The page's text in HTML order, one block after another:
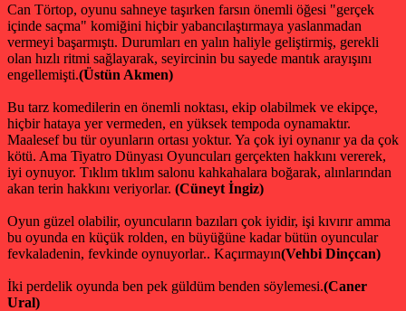
Can Törtop, oyunu sahneye taşırken farsın önemli öğesi "gerçek
içinde saçma" komiğini hiçbir yabancılaştırmaya yaslanmadan
vermeyi başarmıştı. Durumları en yalın haliyle geliştirmiş, gerekli
olan hızlı ritmi sağlayarak, seyircinin bu sayede mantık arayışını
engellemişti.(Üstün Akmen)
Bu tarz komedilerin en önemli noktası, ekip olabilmek ve ekipçe,
hiçbir hataya yer vermeden, en yüksek tempoda oynamaktır.
Maalesef bu tür oyunların ortası yoktur. Ya çok iyi oynanır ya da çok
kötü. Ama Tiyatro Dünyası Oyuncuları gerçekten hakkını vererek,
iyi oynuyor. Tıklım tıklım salonu kahkahalara boğarak, alınlarından
akan terin hakkını veriyorlar. (Cüneyt İngiz)
Oyun güzel olabilir, oyuncuların bazıları çok iyidir, işi kıvırır amma
bu oyunda en küçük rolden, en büyüğüne kadar bütün oyuncular
fevkaladenin, fevkinde oynuyorlar.. Kaçırmayın(Vehbi Dinçcan)
İki perdelik oyunda ben pek güldüm benden söylemesi.(Caner
Ural)